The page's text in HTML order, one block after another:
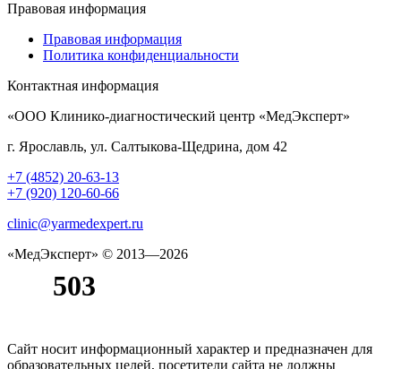
Правовая информация
Правовая информация
Политика конфиденциальности
Контактная информация
«ООО Клинико-диагностический центр «МедЭксперт»
г. Ярославль, ул. Салтыкова-Щедрина, дом 42
+7 (4852) 20-63-13
+7 (920) 120-60-66
clinic@yarmedexpert.ru
«МедЭксперт» © 2013—2026
Сайт носит информационный характер и предназначен для
образовательных целей, посетители сайта не должны